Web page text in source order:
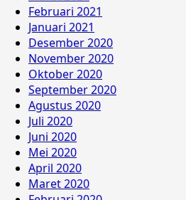
Februari 2021
Januari 2021
Desember 2020
November 2020
Oktober 2020
September 2020
Agustus 2020
Juli 2020
Juni 2020
Mei 2020
April 2020
Maret 2020